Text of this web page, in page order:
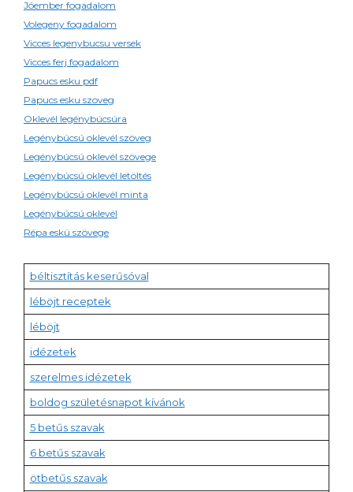
Jóember fogadalom
Volegeny fogadalom
Vicces legenybucsu versek
Vicces ferj fogadalom
Papucs esku pdf
Papucs esku szoveg
Oklevél legénybúcsúra
Legénybúcsú oklevél szöveg
Legénybúcsú oklevél szövege
Legénybúcsú oklevél letöltés
Legénybúcsú oklevél minta
Legénybúcsú oklevél
Répa eskü szövege
béltisztítás keserűsóval
léböjt receptek
léböjt
idézetek
szerelmes idézetek
boldog születésnapot kívánok
5 betűs szavak
6 betűs szavak
ötbetűs szavak